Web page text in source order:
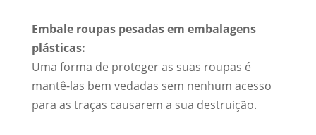
Embale roupas pesadas em embalagens
plásticas:
Uma forma de proteger as suas roupas é
mantê-las bem vedadas sem nenhum acesso
para as traças causarem a sua destruição.